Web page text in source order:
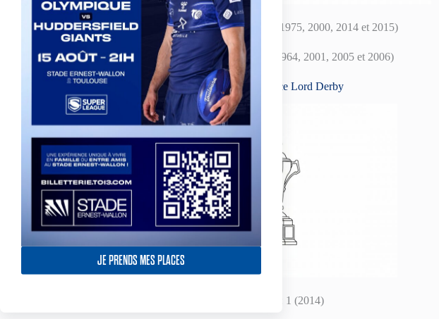
JE PRENDS MES PLACES
Vainqueur : 6 (1965, 1973, 1975, 2000, 2014 et 2015)
Finaliste : 6 (1945, 1946, 1964, 2001, 2005 et 2006)
Coupe de France Lord Derby
Vainqueur : 1 (2014)